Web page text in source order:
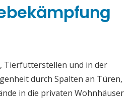
Tierfutterstellen und in der
durch Spalten an Türen,
in die privaten Wohnhäuser